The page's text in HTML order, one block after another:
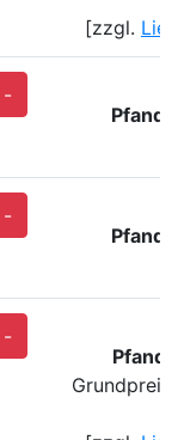
[zzgl.
-
Pfand:
-
Pfand:
-
Pfand: